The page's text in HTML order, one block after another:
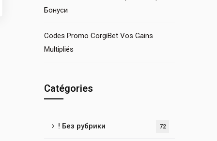
Бонуси
Codes Promo CorgiBet Vos Gains
Multipliés
Catégories
! Без рубрики 72